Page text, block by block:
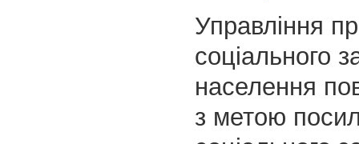
Управління
соціального
населення
з метою